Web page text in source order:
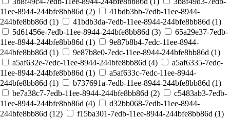
11ee-8944-244bfe8bb86d (2)
41bdb3bb-7edb-11ee-8944-
244bfe8bb86d (1) 41bdb3da-7edb-11ee-8944-244bfe8bb86d (1)
5d61456e-7edb-11ee-8944-244bfe8bb86d (3)
65a29e37-7edb-
11ee-8944-244bfe8bb86d (1)
9e87b8b4-7edc-11ee-8944-
244bfe8bb86d (1) 9e87b8e0-7edc-11ee-8944-244bfe8bb86d (1)
a5af632e-7edc-11ee-8944-244bfe8bb86d (4)
a5af6335-7edc-
11ee-8944-244bfe8bb86d (1)
a5af633c-7edc-11ee-8944-
244bfe8bb86d (1) b737691a-7edb-11ee-8944-244bfe8bb86d (1)
be7a38c7-7edb-11ee-8944-244bfe8bb86d (2)
c5483ab3-7edb-
11ee-8944-244bfe8bb86d (4)
d32bb068-7edb-11ee-8944-
244bfe8bb86d (12) f15ba301-7edb-11ee-8944-244bfe8bb86d (1)